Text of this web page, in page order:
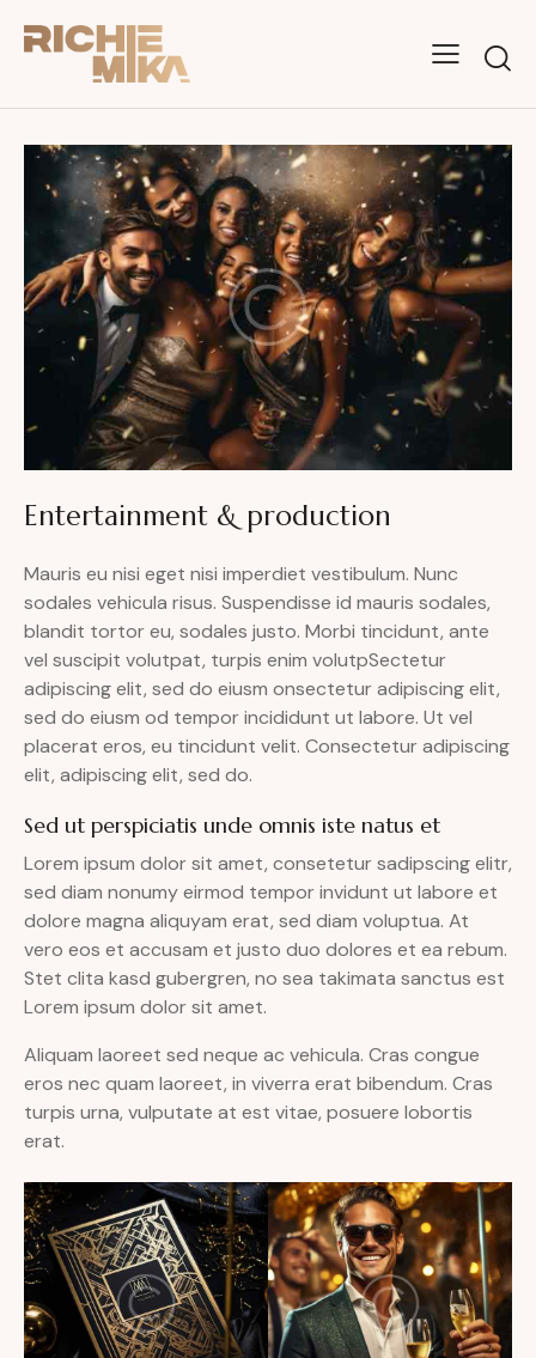
Entertainment & production
Mauris eu nisi eget nisi imperdiet vestibulum. Nunc
sodales vehicula risus. Suspendisse id mauris sodales,
blandit tortor eu, sodales justo. Morbi tincidunt, ante
vel suscipit volutpat, turpis enim volutpSectetur
adipiscing elit, sed do eiusm onsectetur adipiscing elit,
sed do eiusm od tempor incididunt ut labore. Ut vel
placerat eros, eu tincidunt velit. Consectetur adipiscing
elit, adipiscing elit, sed do.
Sed ut perspiciatis unde omnis iste natus et
Lorem ipsum dolor sit amet, consetetur sadipscing elitr,
sed diam nonumy eirmod tempor invidunt ut labore et
dolore magna aliquyam erat, sed diam voluptua. At
vero eos et accusam et justo duo dolores et ea rebum.
Stet clita kasd gubergren, no sea takimata sanctus est
Lorem ipsum dolor sit amet.
Aliquam laoreet sed neque ac vehicula. Cras congue
eros nec quam laoreet, in viverra erat bibendum. Cras
turpis urna, vulputate at est vitae, posuere lobortis
erat.